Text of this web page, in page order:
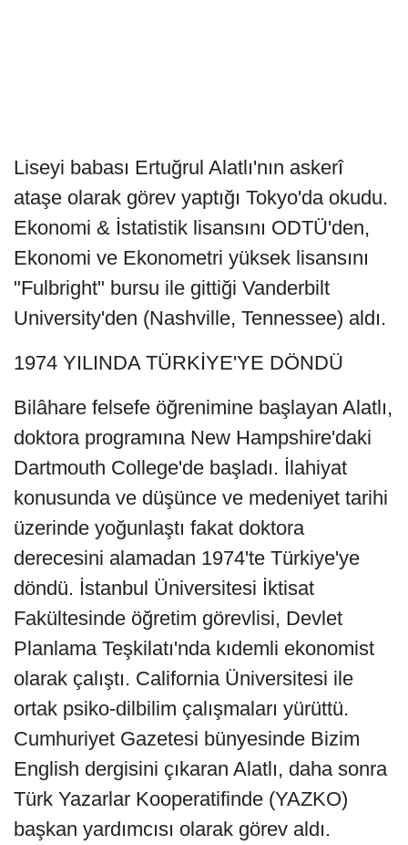
Liseyi babası Ertuğrul Alatlı'nın askerî
ataşe olarak görev yaptığı Tokyo'da okudu.
Ekonomi & İstatistik lisansını ODTÜ'den,
Ekonomi ve Ekonometri yüksek lisansını
"Fulbright" bursu ile gittiği Vanderbilt
University'den (Nashville, Tennessee) aldı.
1974 YILINDA TÜRKİYE'YE DÖNDÜ
Bilâhare felsefe öğrenimine başlayan Alatlı,
doktora programına New Hampshire'daki
Dartmouth College'de başladı. İlahiyat
konusunda ve düşünce ve medeniyet tarihi
üzerinde yoğunlaştı fakat doktora
derecesini alamadan 1974'te Türkiye'ye
döndü. İstanbul Üniversitesi İktisat
Fakültesinde öğretim görevlisi, Devlet
Planlama Teşkilatı'nda kıdemli ekonomist
olarak çalıştı. California Üniversitesi ile
ortak psiko-dilbilim çalışmaları yürüttü.
Cumhuriyet Gazetesi bünyesinde Bizim
English dergisini çıkaran Alatlı, daha sonra
Türk Yazarlar Kooperatifinde (YAZKO)
başkan yardımcısı olarak görev aldı.